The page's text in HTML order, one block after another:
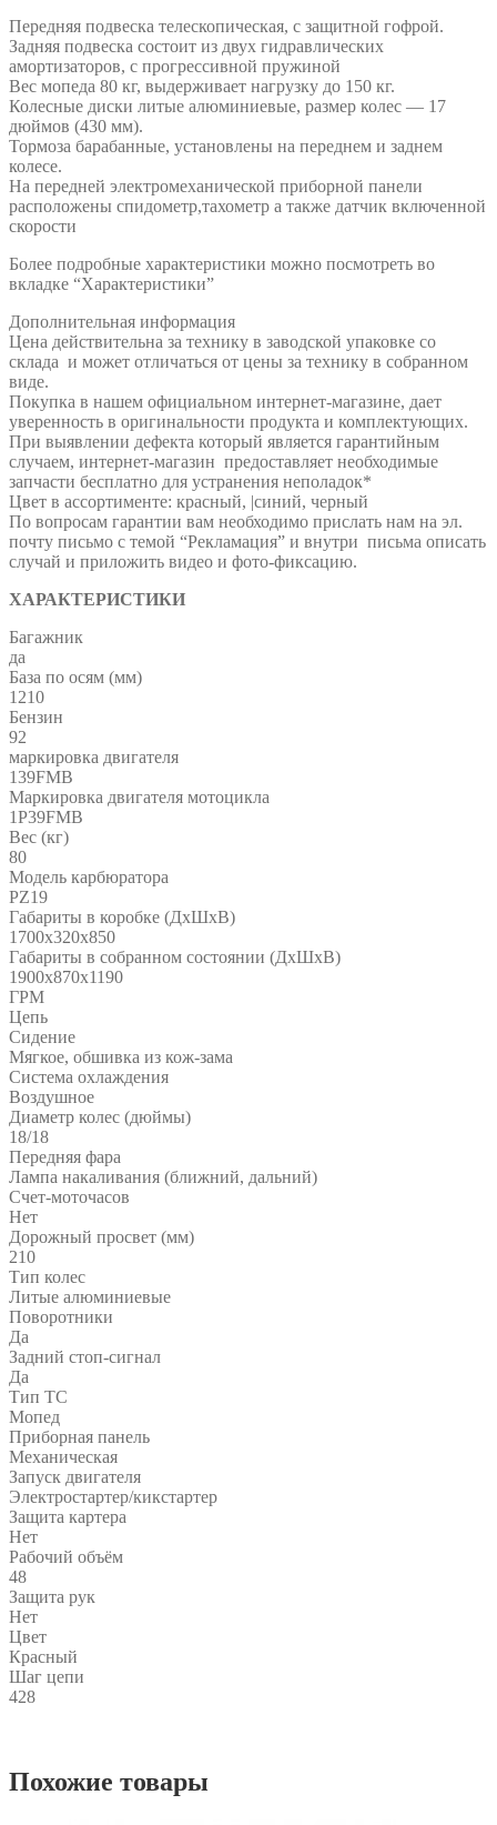
Передняя подвеска телескопическая, с защитной гофрой.
Задняя подвеска состоит из двух гидравлических
амортизаторов, с прогрессивной пружиной
Вес мопеда 80 кг, выдерживает нагрузку до 150 кг.
Колесные диски литые алюминиевые, размер колес — 17
дюймов (430 мм).
Тормоза барабанные, установлены на переднем и заднем
колесе.
На передней электромеханической приборной панели
расположены спидометр,тахометр а также датчик включенной
скорости
Более подробные характеристики можно посмотреть во
вкладке “Характеристики”
Дополнительная информация
Цена действительна за технику в заводской упаковке со
склада и может отличаться от цены за технику в собранном
виде.
Покупка в нашем официальном интернет-магазине, дает
уверенность в оригинальности продукта и комплектующих.
При выявлении дефекта который является гарантийным
случаем, интернет-магазин предоставляет необходимые
запчасти бесплатно для устранения неполадок*
Цвет в ассортименте: красный, |синий, черный
По вопросам гарантии вам необходимо прислать нам на эл.
почту письмо с темой “Рекламация” и внутри письма описать
случай и приложить видео и фото-фиксацию.
ХАРАКТЕРИСТИКИ
Багажник
да
База по осям (мм)
1210
Бензин
92
маркировка двигателя
139FMB
Маркировка двигателя мотоцикла
1P39FMB
Вес (кг)
80
Модель карбюратора
PZ19
Габариты в коробке (ДхШхВ)
1700х320х850
Габариты в собранном состоянии (ДхШхВ)
1900х870х1190
ГРМ
Цепь
Сидение
Мягкое, обшивка из кож-зама
Система охлаждения
Воздушное
Диаметр колес (дюймы)
18/18
Передняя фара
Лампа накаливания (ближний, дальний)
Счет-моточасов
Нет
Дорожный просвет (мм)
210
Тип колес
Литые алюминиевые
Поворотники
Да
Задний стоп-сигнал
Да
Тип ТС
Мопед
Приборная панель
Механическая
Запуск двигателя
Электростартер/кикстартер
Защита картера
Нет
Рабочий объём
48
Защита рук
Нет
Цвет
Красный
Шаг цепи
428
Похожие товары